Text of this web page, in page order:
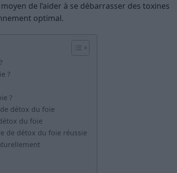
de l’aider à se débarrasser des toxines
optimal.
?
?
détox du foie
du foie
de détox du foie réussie